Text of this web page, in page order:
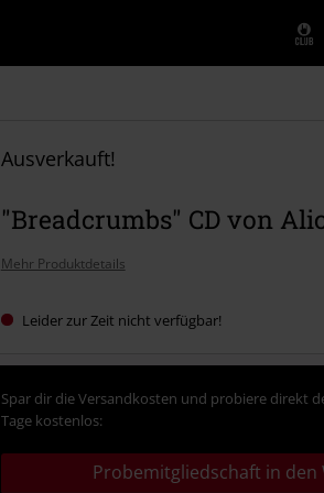
Ausverkauft!
"Breadcrumbs" CD von
Mehr Produktdetails
Leider zur Zeit nicht verfügbar!
Spar dir die Versandkosten und probiere direkt
Tage kostenlos:
Probemitgliedschaft in den